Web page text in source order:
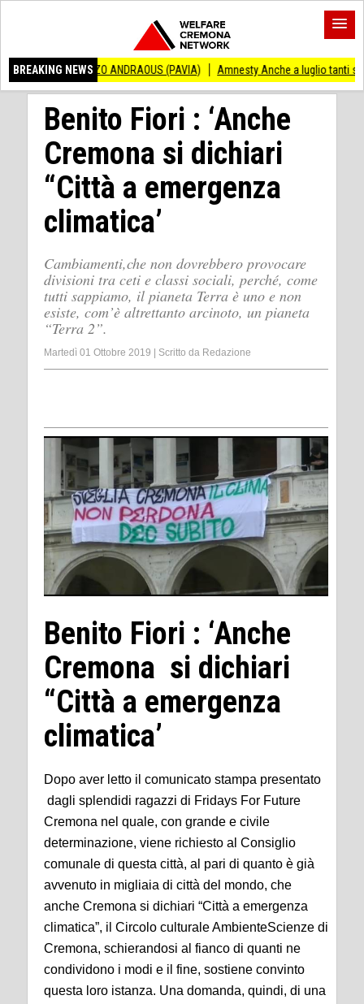
BREAKING NEWS
ANDRAOUS (PAVIA) Amnesty Anche a luglio tanti successi ed
Benito Fiori : ‘Anche
Cremona si dichiari
“Città a emergenza
climatica’
Cambiamenti,che non dovrebbero provocare
divisioni tra ceti e classi sociali, perché, come
tutti sappiamo, il pianeta Terra è uno e non
esiste, com’è altrettanto arcinoto, un pianeta
“Terra 2”.
Martedì 01 Ottobre 2019 Scritto da Redazione
Benito Fiori : ‘Anche
Cremona si dichiari
“Città a emergenza
climatica’
Dopo aver letto il comunicato stampa presentato
dagli splendidi ragazzi di Fridays For Future
Cremona nel quale, con grande e civile
determinazione, viene richiesto al Consiglio
comunale di questa città, al pari di quanto è già
avvenuto in migliaia di città del mondo, che
anche Cremona si dichiari “Città a emergenza
climatica”, il Circolo culturale AmbienteScienze di
Cremona, schierandosi al fianco di quanti ne
condividono i modi e il fine, sostiene convinto
questa loro istanza. Una domanda, quindi, di una